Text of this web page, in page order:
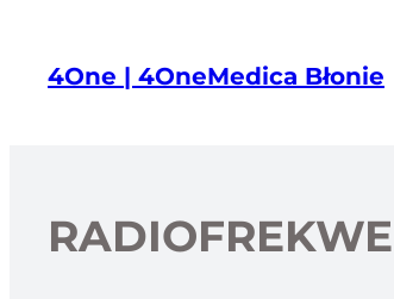
treści4One | 4OneMedica Błonie